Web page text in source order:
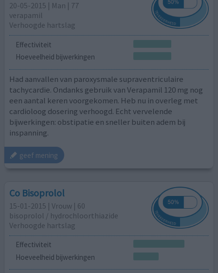
20-05-2015 | Man | 77
verapamil
Verhoogde hartslag
Effectiviteit
Hoeveelheid bijwerkingen
Had aanvallen van paroxysmale supraventriculaire
tachycardie. Ondanks gebruik van Verapamil 120 mg nog
een aantal keren voorgekomen. Heb nu in overleg met
cardioloog dosering verhoogd. Echt vervelende
bijwerkingen: obstipatie en sneller buiten adem bij
inspanning.
geef mening
Co Bisoprolol
15-01-2015 | Vrouw | 60
bisoprolol / hydrochloorthiazide
Verhoogde hartslag
Effectiviteit
Hoeveelheid bijwerkingen